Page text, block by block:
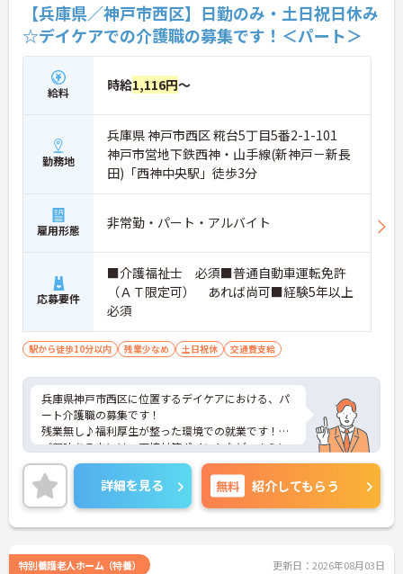
【兵庫県／神戸市西区】日勤のみ・土日祝日休み
☆デイケアでの介護職の募集です！＜パート＞
給料 時給1,116円～
勤務地
兵庫県 神戸市西区 糀台5丁目5番2-1-101
神戸市営地下鉄西神・山手線(新神戸－新長
田)「西神中央駅」徒歩3分
雇用形態 非常勤・パート・アルバイト
応募要件
■介護福祉士 必須■普通自動車運転免許
（ＡＴ限定可） あれば尚可■経験5年以上
必須
駅から徒歩10分以内 残業少なめ 土日祝休 交通費支給
兵庫県神戸市西区に位置するデイケアにおける、パ
ート介護職の募集です！
残業無し♪福利厚生が整った環境での就業です！
ご興味ある方には、面接対策ポイントなど、さらに
詳細をお話しいたしますのでお気軽にご相談くださ
い。
詳細を見る 無料 紹介してもらう
特別養護老人ホーム（特養） 更新日：2026年08月03日